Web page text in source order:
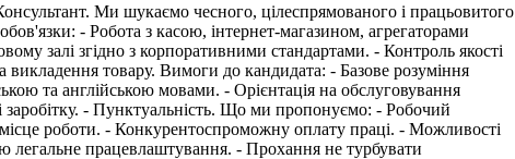
Ми шукаємо чесного, цілеспрямованого і працьовитого
- Робота з касою, інтернет-магазином, агрегаторами
залі згідно з корпоративними стандартами. - Контроль якості
викладення товару. Вимоги до кандидата: - Базове розуміння
та англійською мовами. - Орієнтація на обслуговування
заробітку. - Пунктуальність. Що ми пропонуємо: - Робочий
роботи. - Конкурентоспроможну оплату праці. - Можливості
легальне працевлаштування. - Прохання не турбувати